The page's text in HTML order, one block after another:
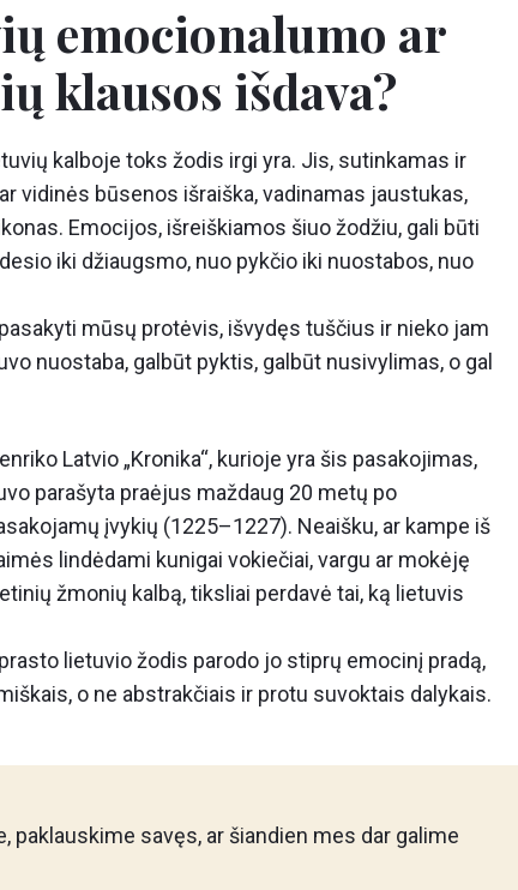
emocionalumo ar
klausos išdava?
kalboje toks žodis irgi yra. Jis, sutinkamas ir
vidinės būsenos išraiška, vadinamas jaustukas,
Emocijos, išreiškiamos šiuo žodžiu, gali būti
iki džiaugsmo, nuo pykčio iki nuostabos, nuo
mūsų protėvis, išvydęs tuščius ir nieko jam
nuostaba, galbūt pyktis, galbūt nusivylimas, o gal
Latvio „Kronika“, kurioje yra šis pasakojimas,
parašyta praėjus maždaug 20 metų po
įvykių (1225–1227). Neaišku, ar kampe iš
lindėdami kunigai vokiečiai, vargu ar mokėję
žmonių kalbą, tiksliai perdavė tai, ką lietuvis
lietuvio žodis parodo jo stiprų emocinį pradą,
o ne abstrakčiais ir protu suvoktais dalykais.
savęs, ar šiandien mes dar galime